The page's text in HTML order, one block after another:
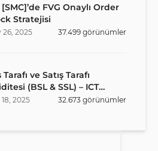
[SMC]’de FVG Onaylı Order
Stratejisi
26, 2025 37.499 görünümler
Tarafı ve Satış Tarafı
(BSL & SSL) – ICT
18, 2025 32.673 görünümler